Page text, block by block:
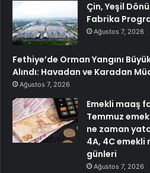
Çin, Yeşil
Fabrika
Ağustos 7, 2026
Fethiye’de Orman Yangını
Alındı: Havadan ve Karadan
Ağustos 7, 2026
Emekli maaş
Temmuz
ne zaman
4A, 4C emekli
günleri
Ağustos 7, 2026